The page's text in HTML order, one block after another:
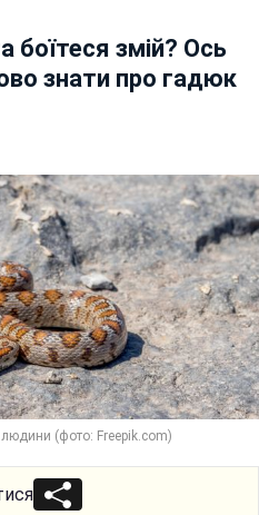
боїтеся змій? Ось
знати про гадюк
(фото: Freepik.com)